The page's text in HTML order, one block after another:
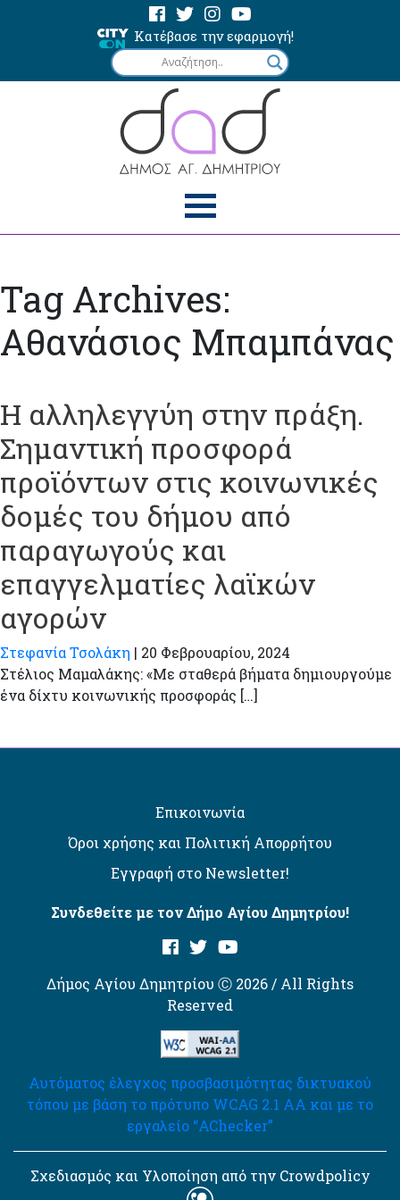
Κατέβασε την εφαρμογή!
Tag Archives:
Αθανάσιος Μπαμπάνας
Η αλληλεγγύη στην πράξη.
Σημαντική προσφορά
προϊόντων στις κοινωνικές
δομές του δήμου από
παραγωγούς και
επαγγελματίες λαϊκών
αγορών
Στεφανία Τσολάκη | 20 Φεβρουαρίου, 2024
Στέλιος Μαμαλάκης: «Με σταθερά βήματα δημιουργούμε
ένα δίχτυ κοινωνικής προσφοράς […]
Επικοινωνία
Όροι χρήσης και Πολιτική Απορρήτου
Εγγραφή στο Newsletter!
Συνδεθείτε με τον Δήμο Αγίου Δημητρίου!
Δήμος Αγίου Δημητρίου Ⓒ 2026 / All Rights
Reserved
Αυτόματος έλεγχος προσβασιμότητας δικτυακού
τόπου με βάση το πρότυπο WCAG 2.1 AA και με το
εργαλείο “AChecker”
Σχεδιασμός και Υλοποίηση από την Crowdpolicy